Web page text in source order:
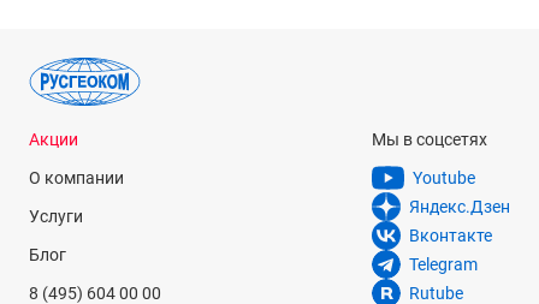
Акции
О компании
Услуги
Блог
8 (495) 604 00 00
Мы в соцсетях
Youtube
Яндекс.Дзен
Вконтакте
Telegram
Rutube